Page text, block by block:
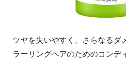
ツヤを失いやすく、さらなるダ
ラーリングヘアのためのコンデ